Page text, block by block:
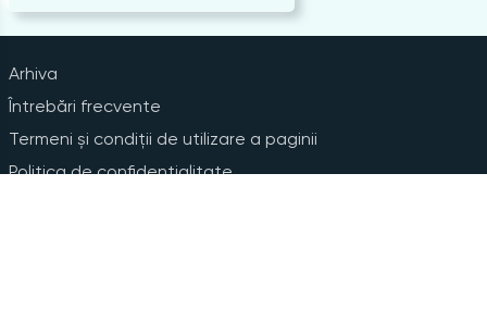
Arhiva
Întrebări frecvente
Termeni și condiții de utilizare a paginii
Politica de confidențialitate